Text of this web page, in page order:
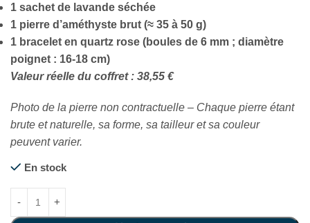
1 sachet de lavande séchée
1 pierre d’améthyste brut (≈ 35 à 50 g)
1 bracelet en quartz rose (boules de 6 mm ; diamètre
poignet : 16-18 cm)
Valeur réelle du coffret : 38,55 €
Photo de la pierre non contractuelle – Chaque pierre étant
brute et naturelle, sa forme, sa tailleur et sa couleur
peuvent varier.
En stock